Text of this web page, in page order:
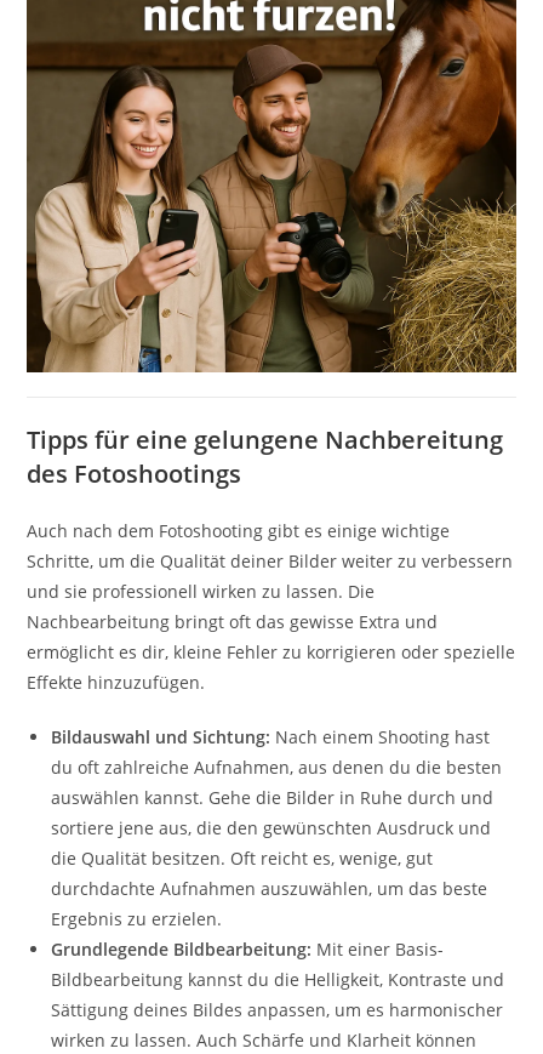
Tipps für eine gelungene Nachbereitung
des Fotoshootings
Auch nach dem Fotoshooting gibt es einige wichtige
Schritte, um die Qualität deiner Bilder weiter zu verbessern
und sie professionell wirken zu lassen. Die
Nachbearbeitung bringt oft das gewisse Extra und
ermöglicht es dir, kleine Fehler zu korrigieren oder spezielle
Effekte hinzuzufügen.
Bildauswahl und Sichtung: Nach einem Shooting hast
du oft zahlreiche Aufnahmen, aus denen du die besten
auswählen kannst. Gehe die Bilder in Ruhe durch und
sortiere jene aus, die den gewünschten Ausdruck und
die Qualität besitzen. Oft reicht es, wenige, gut
durchdachte Aufnahmen auszuwählen, um das beste
Ergebnis zu erzielen.
Grundlegende Bildbearbeitung: Mit einer Basis-
Bildbearbeitung kannst du die Helligkeit, Kontraste und
Sättigung deines Bildes anpassen, um es harmonischer
wirken zu lassen. Auch Schärfe und Klarheit können